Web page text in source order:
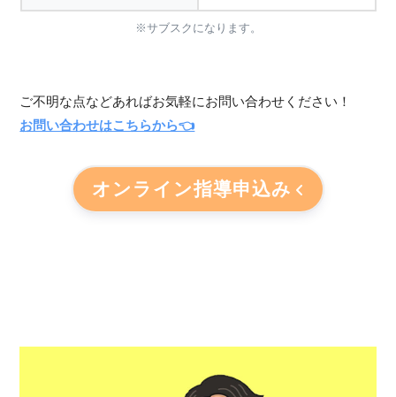
※サブスクになります。
ご不明な点などあればお気軽にお問い合わせください！
お問い合わせはこちらから👈
オンライン指導申込み